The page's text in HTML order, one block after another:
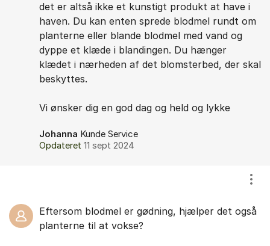
det er altså ikke et kunstigt produkt at have i
haven. Du kan enten sprede blodmel rundt om
planterne eller blande blodmel med vand og
dyppe et klæde i blandingen. Du hænger
klædet i nærheden af det blomsterbed, der skal
beskyttes.
Vi ønsker dig en god dag og held og lykke
Johanna Kunde Service
Opdateret 11 sept 2024
Eftersom blodmel er gødning, hjælper det også
planterne til at vokse?
Vis/